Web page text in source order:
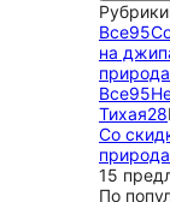
Рубрики
Все95
на
природа
Все95
Тихая28
Со
природа
15
По